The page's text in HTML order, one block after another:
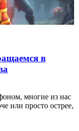
в
многие из нас
или просто острее,